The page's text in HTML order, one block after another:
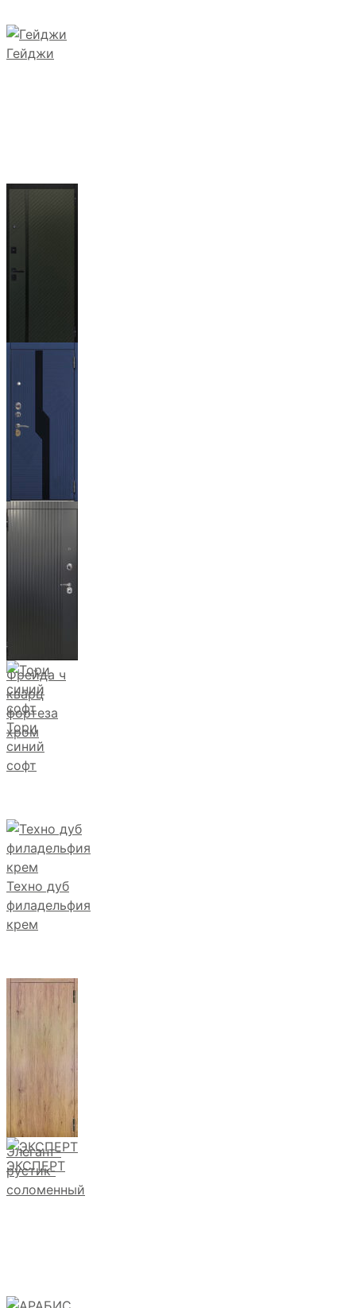
Гейджи
Бистури
Фрейда ч
кварц
фортеза
хром
Тори
синий
софт
Техно дуб
филадельфия
крем
Элегант-
рустик-
соломенный
ЭКСПЕРТ